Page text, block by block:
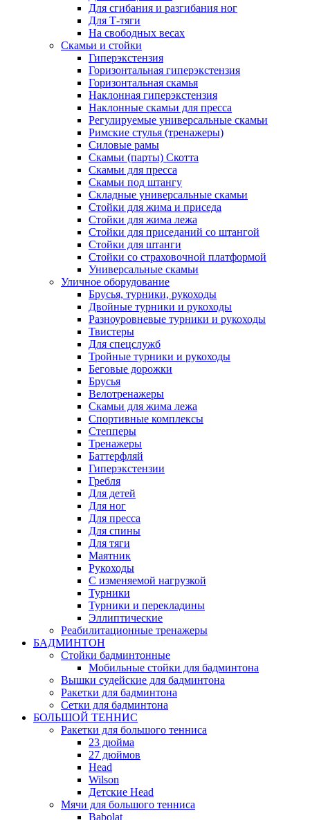
Для сгибания и разгибания ног
Для Т-тяги
На свободных весах
Скамьи и стойки
Гиперэкстензия
Горизонтальная гиперэкстензия
Горизонтальная скамья
Наклонная гиперэкстензия
Наклонные скамьи для пресса
Регулируемые универсальные скамьи
Римские стулья (тренажеры)
Силовые рамы
Скамьи (парты) Скотта
Скамьи для пресса
Скамьи под штангу
Складные универсальные скамьи
Стойки для жима и приседа
Стойки для жима лежа
Стойки для приседаний со штангой
Стойки для штанги
Стойки со страховочной платформой
Универсальные скамьи
Уличное оборудование
Брусья, турники, рукоходы
Двойные турники и рукоходы
Разноуровневые турники и рукоходы
Твистеры
Для спецслужб
Тройные турники и рукоходы
Беговые дорожки
Брусья
Велотренажеры
Скамьи для жима лежа
Спортивные комплексы
Степперы
Тренажеры
Баттерфляй
Гиперэкстензии
Гребля
Для детей
Для ног
Для пресса
Для спины
Для тяги
Маятник
Рукоходы
С изменяемой нагрузкой
Турники
Турники и перекладины
Эллиптические
Реабилитационные тренажеры
БАДМИНТОН
Стойки бадминтонные
Мобильные стойки для бадминтона
Вышки судейские для бадминтона
Ракетки для бадминтона
Сетки для бадминтона
БОЛЬШОЙ ТЕННИС
Ракетки для большого тенниса
23 дюйма
27 дюймов
Head
Wilson
Детские Head
Мячи для большого тенниса
Babolat